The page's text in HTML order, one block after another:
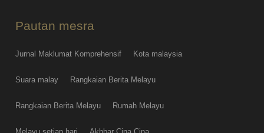
Pautan mesra
Jurnal Maklumat Komprehensif Kota malaysia
Suara malay Rangkaian Berita Melayu
Rangkaian Berita Melayu Rumah Melayu